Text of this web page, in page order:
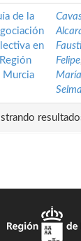
de la
en
Murcia
Felipe